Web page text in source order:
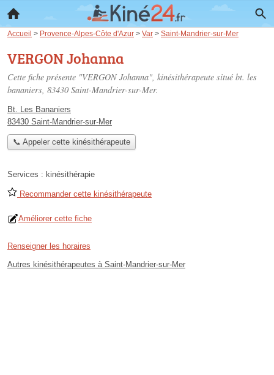
Accueil > Provence-Alpes-Côte d'Azur > Var > Saint-Mandrier-sur-Mer
VERGON Johanna
Cette fiche présente "VERGON Johanna", kinésithérapeute situé bt. les
bananiers, 83430 Saint-Mandrier-sur-Mer.
Bt. Les Bananiers
83430 Saint-Mandrier-sur-Mer
📞 Appeler cette kinésithérapeute
Services : kinésithérapie
Recommander cette kinésithérapeute
Améliorer cette fiche
Renseigner les horaires
Autres kinésithérapeutes à Saint-Mandrier-sur-Mer